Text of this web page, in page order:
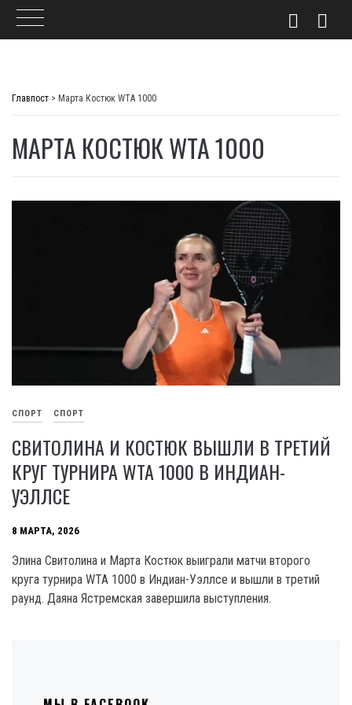
Главпост > Марта Костюк WTA 1000
МАРТА КОСТЮК WTA 1000
СПОРТ СПОРТ
СВИТОЛИНА И КОСТЮК ВЫШЛИ В ТРЕТИЙ
КРУГ ТУРНИРА WTA 1000 В ИНДИАН-
УЭЛЛСЕ
8 МАРТА, 2026
Элина Свитолина и Марта Костюк выиграли матчи второго
круга турнира WTA 1000 в Индиан-Уэллсе и вышли в третий
раунд. Даяна Ястремская завершила выступления.